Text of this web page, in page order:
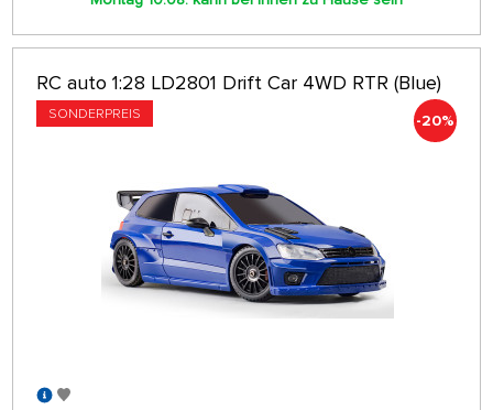
RC auto 1:28 LD2801 Drift Car 4WD RTR (Blue)
SONDERPREIS -20%